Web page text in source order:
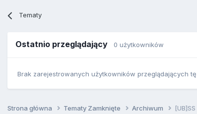
Tematy
Ostatnio przeglądający 0 użytkowników
Brak zarejestrowanych użytkowników przeglądających
Strona główna Tematy Zamknięte Archiwum